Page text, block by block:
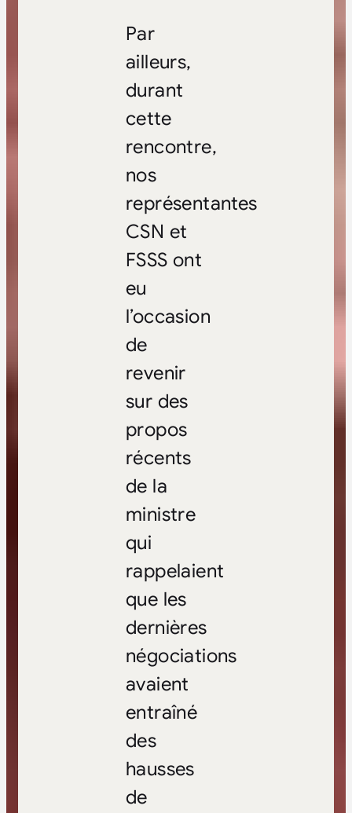
Par
ailleurs,
durant
cette
rencontre,
nos
représentantes
CSN et
FSSS ont
eu
l’occasion
de
revenir
sur des
propos
récents
de la
ministre
qui
rappelaient
que les
dernières
négociations
avaient
entraîné
des
hausses
de